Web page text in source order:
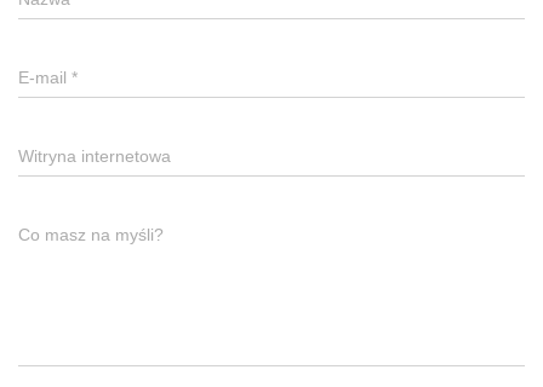
E-mail *
Witryna internetowa
Co masz na myśli?